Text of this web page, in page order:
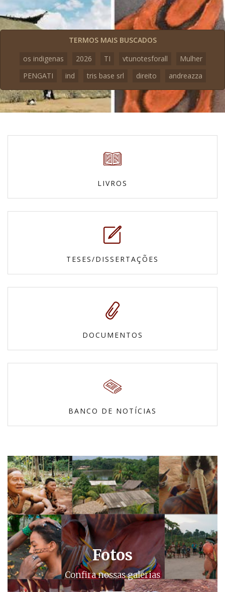
TERMOS MAIS BUSCADOS
os indigenas
2026 TI vtunotesforall
Mulher
PENGATI
ind tris base srl direito andreazza
LIVROS
TESES/DISSERTAÇÕES
DOCUMENTOS
BANCO DE NOTÍCIAS
Fotos
Confira nossas galerias